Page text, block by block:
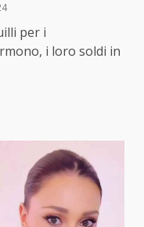
per i
i loro soldi in